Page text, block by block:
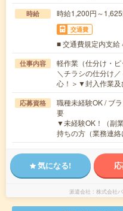
時給 時給1,200円～
交通費
■ 交通費規定内支給
仕事内容
軽作業（仕分け・ピ
＼チラシの仕分け
心！＞▼封入作業
応募資格
職種未経験OK / ブ
要
▼未経験OK！（副
持ちの方（業務連
気になる!
派遣会社 株式会社